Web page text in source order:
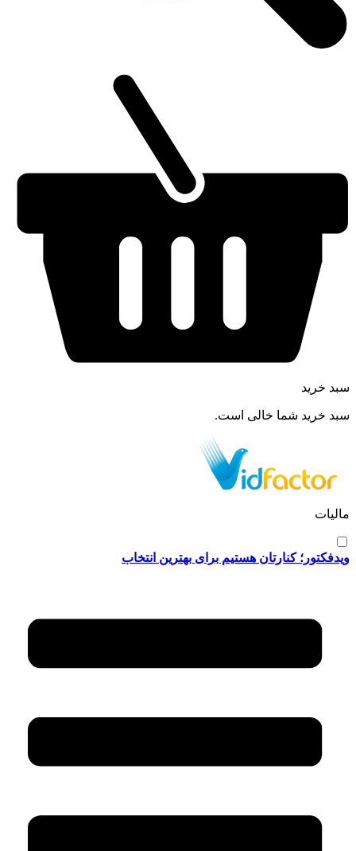
سبد خرید
سبد خرید شما خالی است.
مالیات
ویدفکتور؛ کنارتان هستیم برای بهترین انتخاب